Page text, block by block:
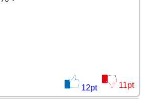
12pt 11pt